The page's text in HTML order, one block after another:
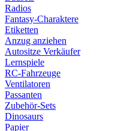
Radios
Fantasy-Charaktere
Etiketten
Anzug anziehen
Autositze Verkäufer
Lernspiele
RC-Fahrzeuge
Ventilatoren
Passanten
Zubehör-Sets
Dinosaurs
Papier